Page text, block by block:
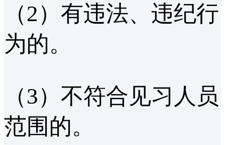
（2）有违法、违纪行
为的。
（3）不符合见习人员
范围的。